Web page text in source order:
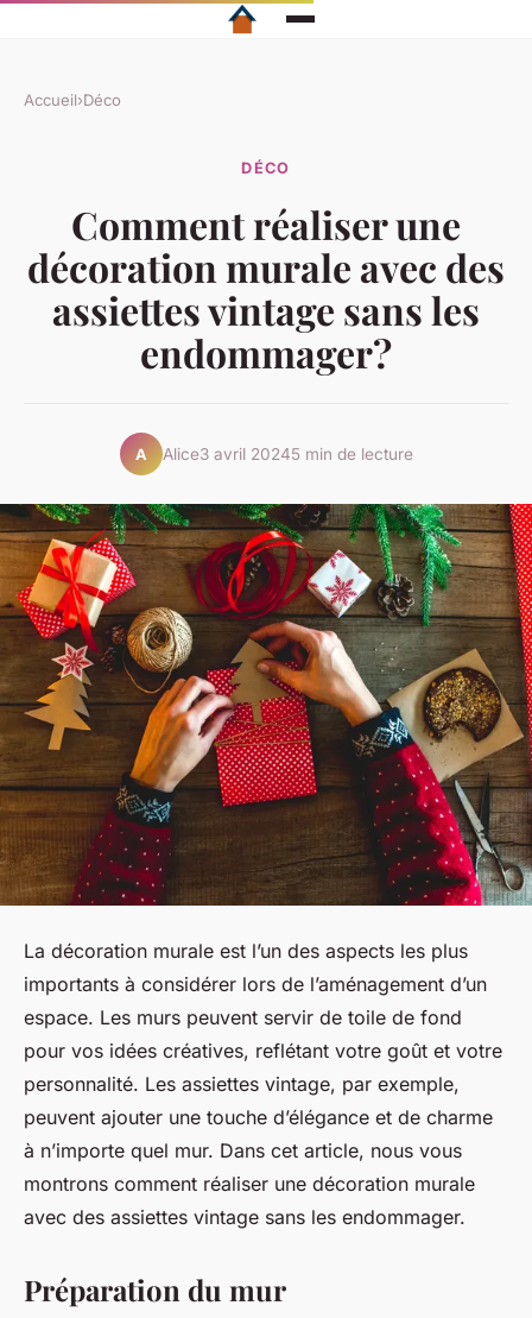
Accueil›Déco
DÉCO
Comment réaliser une
décoration murale avec des
assiettes vintage sans les
endommager?
A Alice3 avril 20245 min de lecture
La décoration murale est l’un des aspects les plus
importants à considérer lors de l’aménagement d’un
espace. Les murs peuvent servir de toile de fond
pour vos idées créatives, reflétant votre goût et votre
personnalité. Les assiettes vintage, par exemple,
peuvent ajouter une touche d’élégance et de charme
à n’importe quel mur. Dans cet article, nous vous
montrons comment réaliser une décoration murale
avec des assiettes vintage sans les endommager.
Préparation du mur